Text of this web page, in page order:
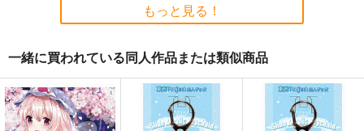
始まりの雨
幽閉サテライト
東方錦上
京 ～ Fossilized Won
寂光寂
滅 ～ The Truth of th
もっと見る！
一緒に買われている同人作品または類似商品